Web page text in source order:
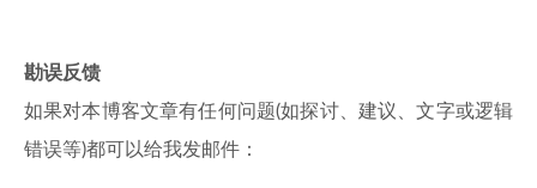
勘误反馈
如果对本博客文章有任何问题(如探讨、建议、文字或逻辑
错误等)都可以给我发邮件：